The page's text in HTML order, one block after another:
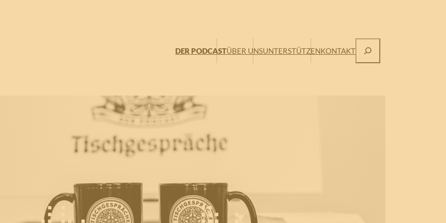
DER PODCASTÜBER UNSUNTERSTÜTZENKONTAKT
Suchen